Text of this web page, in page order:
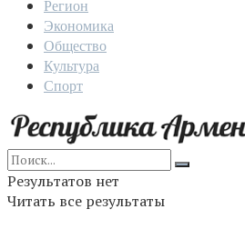
Регион
Экономика
Общество
Культура
Спорт
Результатов нет
Читать все результаты